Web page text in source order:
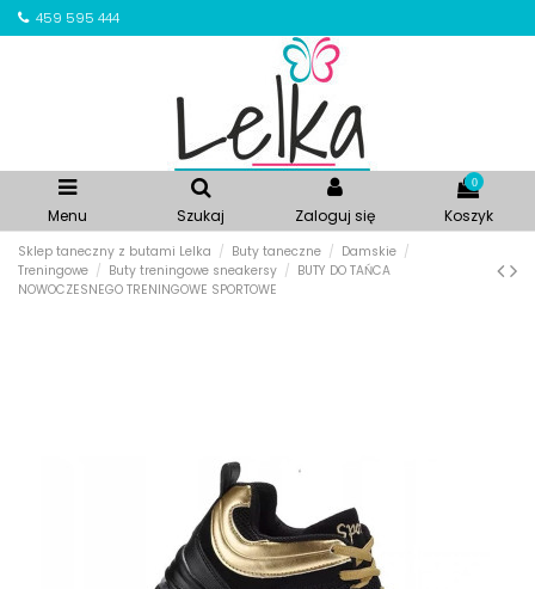
459 595 444
Menu Szukaj Zaloguj się
0
Koszyk
Sklep taneczny z butami Lelka Buty taneczne
Damskie
Treningowe
Buty treningowe sneakersy
BUTY DO TAŃCA
NOWOCZESNEGO TRENINGOWE SPORTOWE